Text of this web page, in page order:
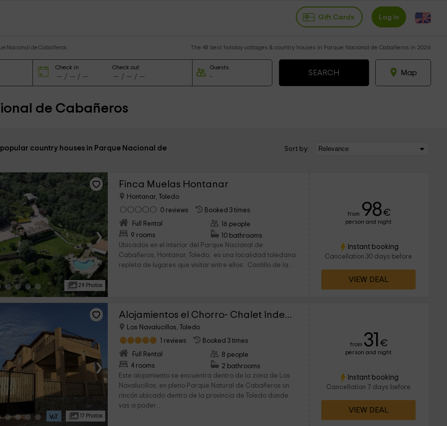
Gift Cards Log in
Nacional de Cabañeros The 48 best holiday cottages & country houses in Parque Nacional de Cabañeros in 2026
Check in Check out Guests
Map
de Cabañeros
popular country houses in Parque Nacional de Sort by:
›
29 Photos
Finca Muelas Hontanar
Hontanar, Toledo
0 reviews
Booked 3 times
Full Rental
9 rooms
16 people
10 bathrooms
Ubicados en el interior del Parque Nacional de
Cabañeros, Hontanar, Toledo, es una localidad toledana
repleta de lugares que visitar entre ellos: Castillo de la...
from 98€
person and night
Instant booking
Cancellation 30 days before
VIEW DEAL
›
17 Photos
Alojamientos el Chorro- Chalet Independiente
Los Navalucillos, Toledo
1 reviews
Booked 3 times
Full Rental
4 rooms
8 people
2 bathrooms
Este alojamiento se encuentra dentro de la zona de Los
Navalucillos, en pleno Parque Natural de Cabañeros un
rincón ubicado dentro de la provincia de Toledo donde
vas a poder...
from 31 €
person and night
Instant booking
Cancellation 7 days before
VIEW DEAL